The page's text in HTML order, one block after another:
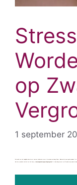
op
1 september